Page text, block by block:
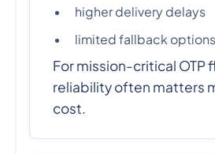
higher delivery delays
limited fallback options
For mission-critical OTP
reliability often matters
cost.